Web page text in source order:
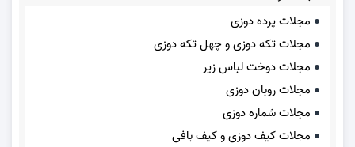
مجلات پرده دوزی
مجلات تکه دوزی و چهل تکه دوزی
مجلات دوخت لباس زیر
مجلات روبان دوزی
مجلات شماره دوزی
مجلات کیف دوزی و کیف بافی